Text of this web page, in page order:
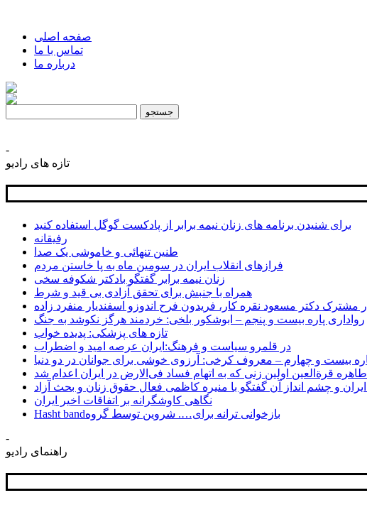
صفحه اصلی
تماس با ما
درباره ما
for:
-
تازه های رادیو
برای شنیدن برنامه های زنان نیمه برابر از پادکست گوگل استفاده کنید
رفیقانه
طنین تنهائی و خاموشی یک صدا
فرازهای انقلاب ایران در سومین ماه به پا خاستن مردم
زنان نیمه برابر گفتگو بادکتر شکوفه سخی
همراه با جنبش برای تحقق آزادی بی قید و شرط
رواداری پاره بیست و پنجم – ابوشکور بلخی: خردمند هرگز نکوشد به جنگ
تازه های پزشکی: پدیده خواب
در قلمرو سیاست و فرهنگ:ایران عرصه امید و اضطراب
بیست و چهارم – معروف کرخی: آرزوی خوشی برای جوانان در دو دنیا
طاهره قرة‌العین اولین زنی که به اتهام فساد فی‌الارض در ایران اعدام شد
و چشم انداز آن گفتگو با منیره کاظمی فعال حقوق زنان و بحث آزاد
نگاهی کاوشگرانه بر اتفاقات اخیر ایران
Hasht bandبازخوانی ترانه برای…. شروین توسط گروه
-
راهنمای رادیو